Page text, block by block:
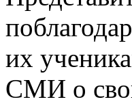
их
СМИ о